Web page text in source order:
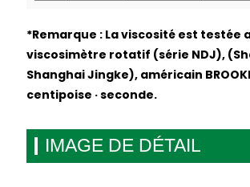
*Remarque : La viscosité est testée
viscosimètre rotatif (série NDJ),
Shanghai Jingke), américain
centipoise · seconde.
IMAGE DE DÉTAIL